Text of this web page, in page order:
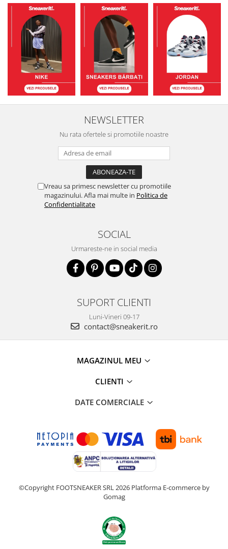
NEWSLETTER
Nu rata ofertele si promotiile noastre
Vreau sa primesc newsletter cu promotiile
magazinului. Afla mai multe in Politica de
Confidentialitate
SOCIAL
Urmareste-ne in social media
SUPORT CLIENTI
Luni-Vineri 09-17
contact@sneakerit.ro
MAGAZINUL MEU
CLIENTI
DATE COMERCIALE
©Copyright FOOTSNEAKER SRL 2026 Platforma E-commerce by
Gomag